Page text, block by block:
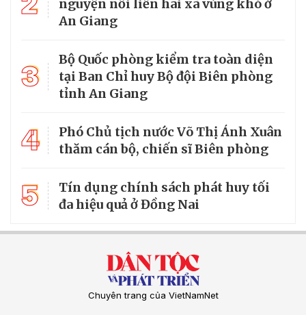
nguyện nối liền hai xã vùng khó ở
An Giang
3
Bộ Quốc phòng kiểm tra toàn diện
tại Ban Chỉ huy Bộ đội Biên phòng
tỉnh An Giang
4
Phó Chủ tịch nước Võ Thị Ánh Xuân
thăm cán bộ, chiến sĩ Biên phòng
5
Tín dụng chính sách phát huy tối
đa hiệu quả ở Đồng Nai
Chuyên trang của VietNamNet